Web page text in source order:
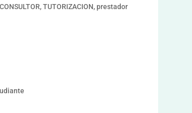
TUTORIZACION, prestador